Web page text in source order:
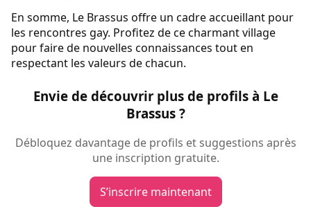
En somme, Le Brassus offre un cadre accueillant pour
les rencontres gay. Profitez de ce charmant village
pour faire de nouvelles connaissances tout en
respectant les valeurs de chacun.
Envie de découvrir plus de profils à Le
Brassus ?
Débloquez davantage de profils et suggestions après
une inscription gratuite.
S’inscrire maintenant